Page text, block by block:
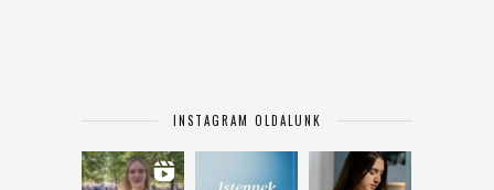
INSTAGRAM OLDALUNK